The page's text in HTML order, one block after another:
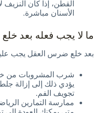
القطن، إذا كان
الأسنان مباشرة.
ما لا يجب فعله بعد
بعد خلع ضرس العقل يجب
شرب المشروبات من
يؤدي ذلك إلى إزالة
تجويف الفم.
ممارسة التمارين